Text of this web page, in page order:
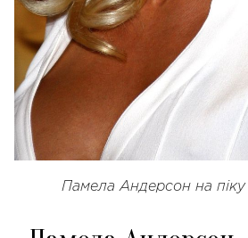
Памела Андерсон на піку